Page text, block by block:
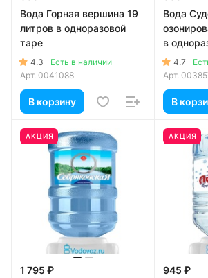
Вода Горная вершина 19
литров в одноразовой
таре
4.3
Есть в наличии
Арт. 0041088
В корзину
Вода
в
4.7
Арт.
В
АКЦИЯ
1 795 ₽
АКЦИЯ
945 ₽